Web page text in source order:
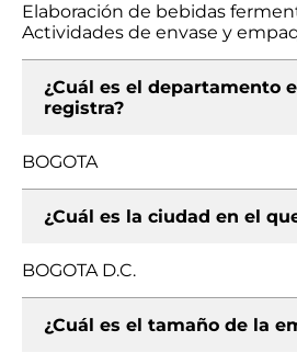
Elaboración de bebidas
Actividades de envase y
¿Cuál es el departamento
registra?
BOGOTA
¿Cuál es la ciudad en el
BOGOTA D.C.
¿Cuál es el tamaño de la